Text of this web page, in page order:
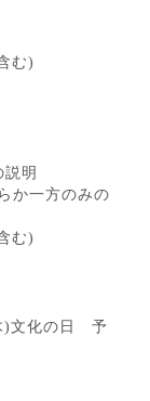
む)
明
一方のみの
む)
)文化の日 予